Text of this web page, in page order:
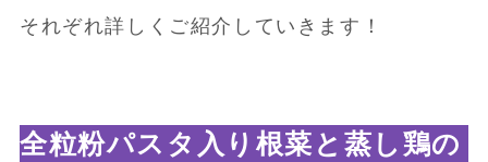
それぞれ詳しくご紹介していきます！
全粒粉パスタ入り根菜と蒸し鶏の